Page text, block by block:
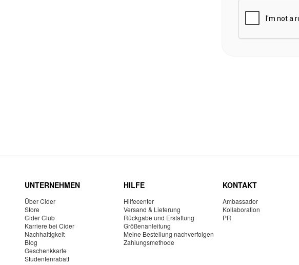
UNTERNEHMEN
Über Cider
Store
Cider Club
Karriere bei Cider
Nachhaltigkeit
Blog
Geschenkkarte
Studentenrabatt
HILFE
Hilfecenter
Versand & Lieferung
Rückgabe und Erstattung
Größenanleitung
Meine Bestellung nachverfolgen
Zahlungsmethode
KONTAKT
Ambassador
Kollaboration
PR